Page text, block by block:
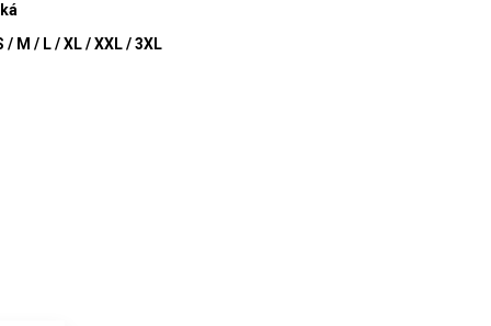
/ M / L / XL / XXL / 3XL